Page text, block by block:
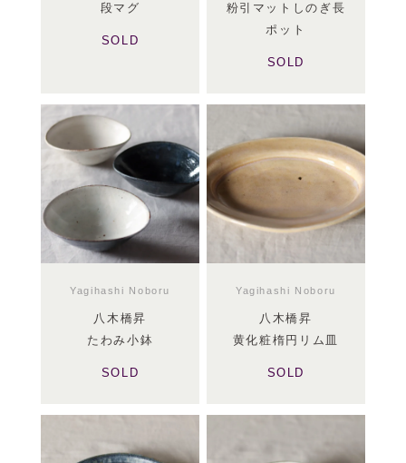
段マグ
SOLD
粉引マットしのぎ長
ポット
SOLD
Yagihashi Noboru
八木橋昇
たわみ小鉢
SOLD
Yagihashi Noboru
八木橋昇
黄化粧楕円リム皿
SOLD